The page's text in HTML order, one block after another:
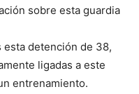
sobre esta guardia
esta detención de 38,
ligadas a este
entrenamiento.